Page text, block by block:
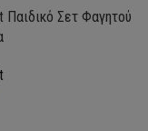
Παιδικό Σετ Φαγητού